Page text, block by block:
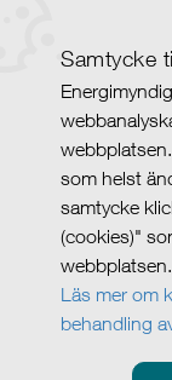
Samtycke
som helst
samtycke
(cookies)"
webbplatsen.
Läs mer om
behandling